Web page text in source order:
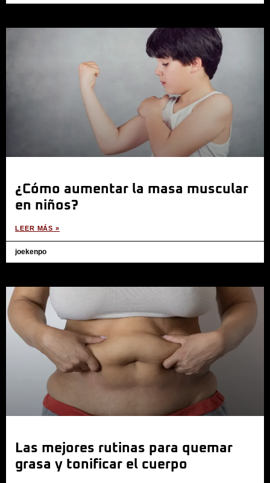
¿Cómo aumentar la masa muscular
en niños?
LEER MÁS »
joekenpo
Las mejores rutinas para quemar
grasa y tonificar el cuerpo